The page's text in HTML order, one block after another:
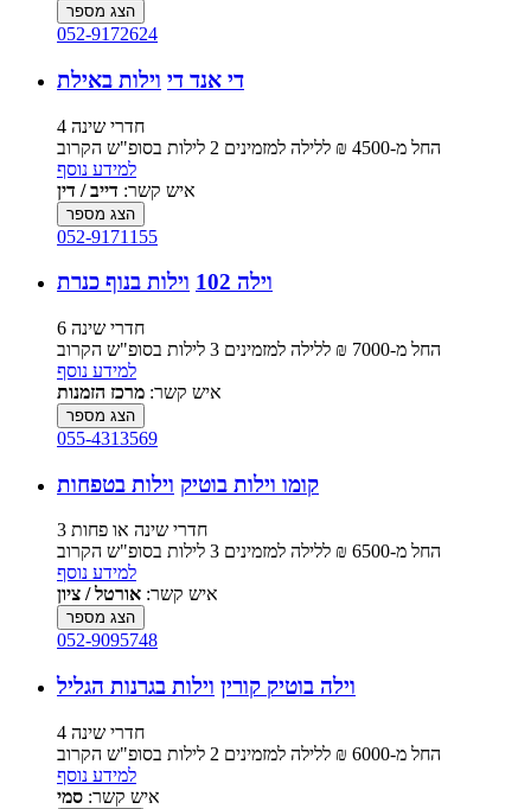
הצג מספר
052-9172624
די אנד די וילות באילת
4 חדרי שינה
החל מ-‏4500 ₪ ללילה למזמינים 2 לילות בסופ"ש הקרוב
למידע נוסף
איש קשר: דייב / דין
הצג מספר
052-9171155
וילה 102 וילות בנוף כנרת
6 חדרי שינה
החל מ-‏7000 ₪ ללילה למזמינים 3 לילות בסופ"ש הקרוב
למידע נוסף
איש קשר: מרכז הזמנות
הצג מספר
055-4313569
קומו וילות בוטיק וילות בטפחות
3 חדרי שינה או פחות
החל מ-‏6500 ₪ ללילה למזמינים 3 לילות בסופ"ש הקרוב
למידע נוסף
איש קשר: אורטל / ציון
הצג מספר
052-9095748
וילה בוטיק קורין וילות בגרנות הגליל
4 חדרי שינה
החל מ-‏6000 ₪ ללילה למזמינים 2 לילות בסופ"ש הקרוב
למידע נוסף
איש קשר: סמי